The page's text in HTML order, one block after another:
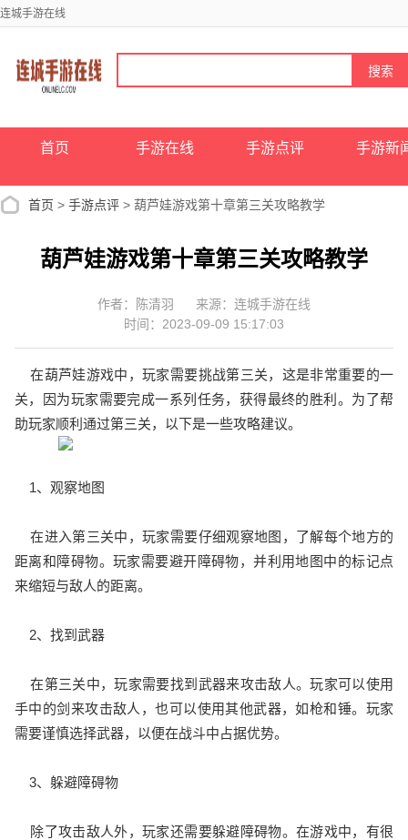
连城手游在线
首页 手游在线 手游点评 手游新
首页 > 手游点评 > 葫芦娃游戏第十章第三关攻略教学
葫芦娃游戏第十章第三关攻略教学
作者：陈清羽
来源：连城手游在线
时间：2023-09-09 15:17:03
在葫芦娃游戏中，玩家需要挑战第三关，这是非常重要的一
关，因为玩家需要完成一系列任务，获得最终的胜利。为了帮
助玩家顺利通过第三关，以下是一些攻略建议。
1、观察地图
在进入第三关中，玩家需要仔细观察地图，了解每个地方的
距离和障碍物。玩家需要避开障碍物，并利用地图中的标记点
来缩短与敌人的距离。
2、找到武器
在第三关中，玩家需要找到武器来攻击敌人。玩家可以使用
手中的剑来攻击敌人，也可以使用其他武器，如枪和锤。玩家
需要谨慎选择武器，以便在战斗中占据优势。
3、躲避障碍物
除了攻击敌人外，玩家还需要躲避障碍物。在游戏中，有很